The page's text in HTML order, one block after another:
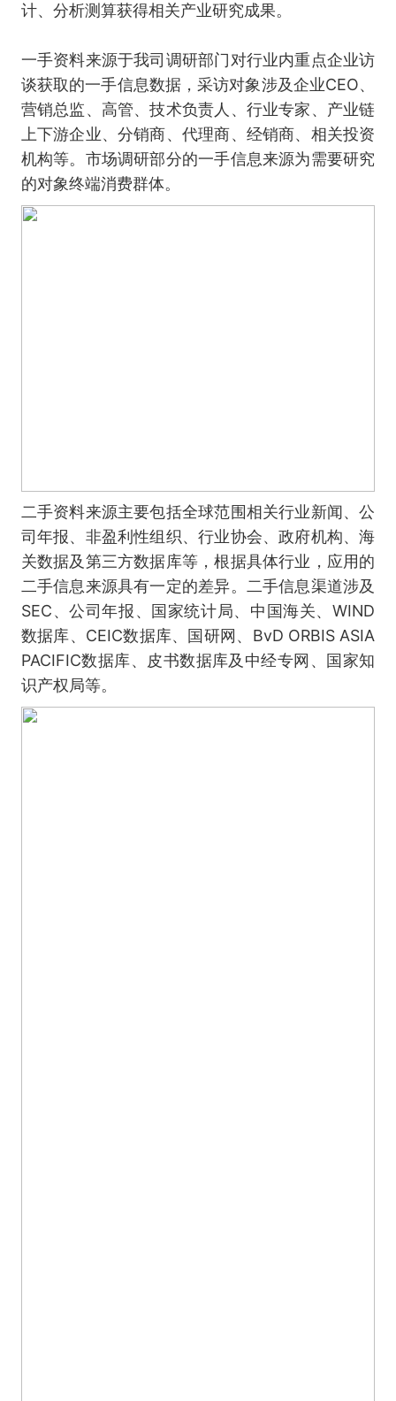
计、分析测算获得相关产业研究成果。
一手资料来源于我司调研部门对行业内重点企业访
谈获取的一手信息数据，采访对象涉及企业CEO、
营销总监、高管、技术负责人、行业专家、产业链
上下游企业、分销商、代理商、经销商、相关投资
机构等。市场调研部分的一手信息来源为需要研究
的对象终端消费群体。
二手资料来源主要包括全球范围相关行业新闻、公
司年报、非盈利性组织、行业协会、政府机构、海
关数据及第三方数据库等，根据具体行业，应用的
二手信息来源具有一定的差异。二手信息渠道涉及
SEC、公司年报、国家统计局、中国海关、WIND
数据库、CEIC数据库、国研网、BvD ORBIS ASIA
PACIFIC数据库、皮书数据库及中经专网、国家知
识产权局等。